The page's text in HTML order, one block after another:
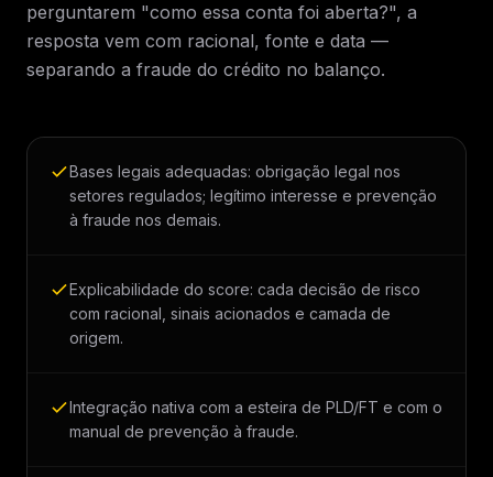
perguntarem "como essa conta foi aberta?", a
resposta vem com racional, fonte e data —
separando a fraude do crédito no balanço.
Bases legais adequadas: obrigação legal nos
setores regulados; legítimo interesse e prevenção
à fraude nos demais.
Explicabilidade do score: cada decisão de risco
com racional, sinais acionados e camada de
origem.
Integração nativa com a esteira de PLD/FT e com o
manual de prevenção à fraude.